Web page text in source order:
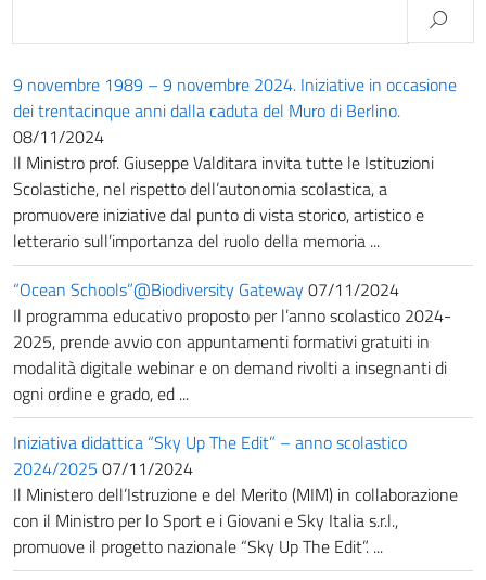
9 novembre 1989 – 9 novembre 2024. Iniziative in occasione
dei trentacinque anni dalla caduta del Muro di Berlino.
08/11/2024
Il Ministro prof. Giuseppe Valditara invita tutte le Istituzioni
Scolastiche, nel rispetto dell’autonomia scolastica, a
promuovere iniziative dal punto di vista storico, artistico e
letterario sull’importanza del ruolo della memoria ...
“Ocean Schools”@Biodiversity Gateway 07/11/2024
Il programma educativo proposto per l’anno scolastico 2024-
2025, prende avvio con appuntamenti formativi gratuiti in
modalità digitale webinar e on demand rivolti a insegnanti di
ogni ordine e grado, ed ...
Iniziativa didattica “Sky Up The Edit” – anno scolastico
2024/2025 07/11/2024
Il Ministero dell’Istruzione e del Merito (MIM) in collaborazione
con il Ministro per lo Sport e i Giovani e Sky Italia s.r.l.,
promuove il progetto nazionale “Sky Up The Edit”. ...